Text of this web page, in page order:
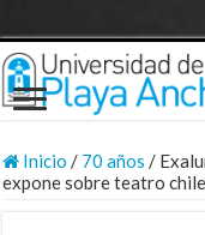
Inicio / 70 años /
expone sobre teatro